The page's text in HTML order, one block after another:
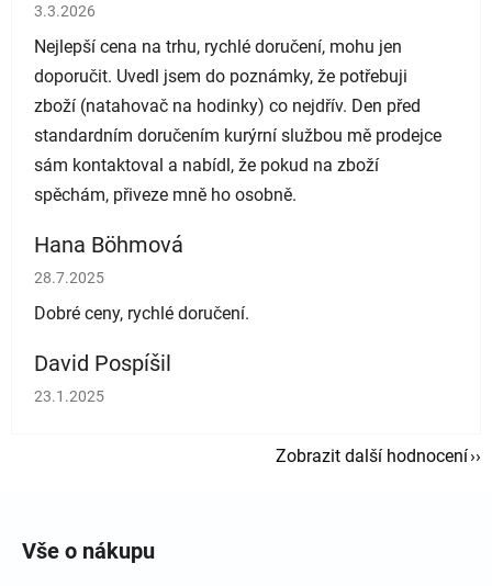
Hodnocení obchodu je 5 z 5 hvězdiček.
3.3.2026
Nejlepší cena na trhu, rychlé doručení, mohu jen
doporučit. Uvedl jsem do poznámky, že potřebuji
zboží (natahovač na hodinky) co nejdřív. Den před
standardním doručením kurýrní službou mě prodejce
sám kontaktoval a nabídl, že pokud na zboží
spěchám, přiveze mně ho osobně.
Hana Böhmová
Hodnocení obchodu je 5 z 5 hvězdiček.
28.7.2025
Dobré ceny, rychlé doručení.
David Pospíšil
Hodnocení obchodu je 5 z 5 hvězdiček.
23.1.2025
Zobrazit další hodnocení
Vše o nákupu